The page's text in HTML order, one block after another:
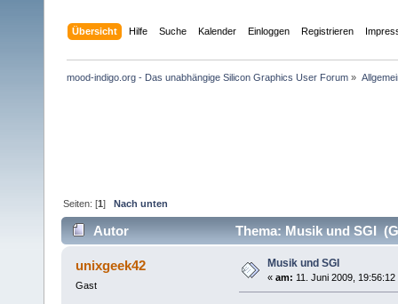
Übersicht Hilfe Suche Kalender Einloggen Registrieren
mood-indigo.org - Das unabhängige Silicon Graphics User Forum »
Seiten: [1]Nach unten
Autor Thema: Musik und SGI
unixgeek42
Gast
Musik und SGI
« am: 11. Juni 2009, 19:56:12